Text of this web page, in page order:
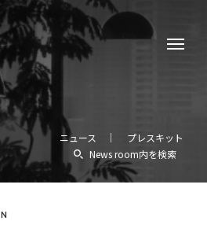
ニュース
プレスキット
News room内を検索